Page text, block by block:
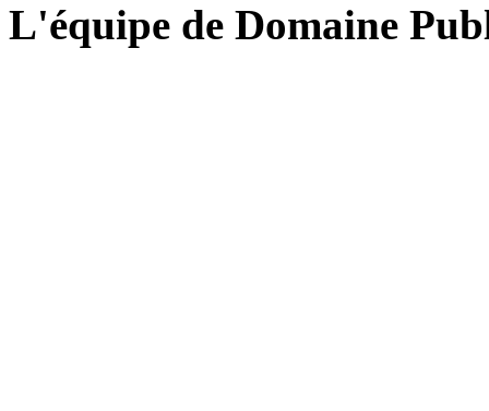
L'équipe de Domaine